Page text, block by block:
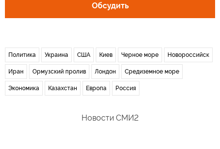
Обсудить
Политика Украина США Киев Черное море Новороссийск
Иран Ормузский пролив Лондон Средиземное море
Экономика Казахстан Европа Россия
Новости СМИ2